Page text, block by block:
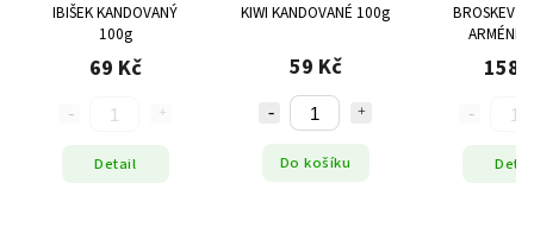
IBIŠEK KANDOVANÝ
100g
69 Kč
Detail
KIWI KANDOVANÉ 100g
59 Kč
Do košíku
BROSKEV
ARMÉNIE
158